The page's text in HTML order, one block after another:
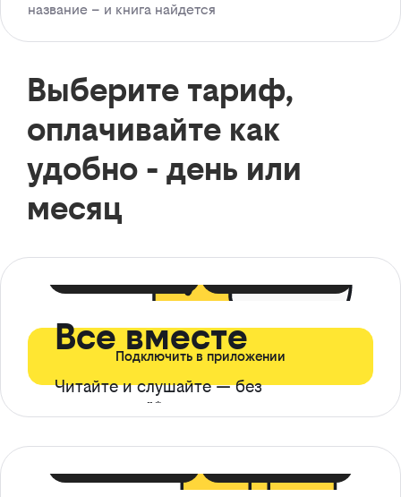
название – и книга найдется
Выберите тариф,
оплачивайте как
удобно - день или
месяц
Все вместе
Читайте и слушайте — без
ограничений*
Подключить в приложении